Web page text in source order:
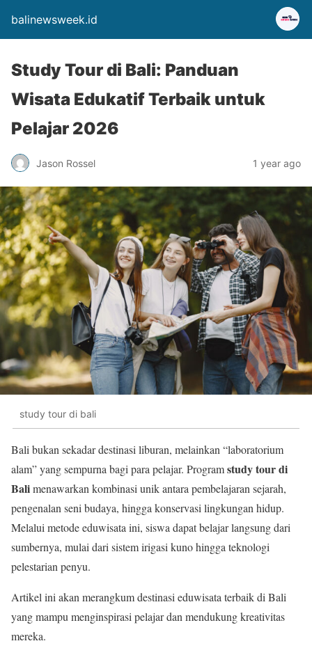
balinewsweek.id
Study Tour di Bali: Panduan
Wisata Edukatif Terbaik untuk
Pelajar 2026
Jason Rossel 1 year ago
study tour di bali
Bali bukan sekadar destinasi liburan, melainkan “laboratorium
alam” yang sempurna bagi para pelajar. Programstudy tour di
Balimenawarkan kombinasi unik antara pembelajaran sejarah,
pengenalan seni budaya, hingga konservasi lingkungan hidup.
Melalui metode eduwisata ini, siswa dapat belajar langsung dari
sumbernya, mulai dari sistem irigasi kuno hingga teknologi
pelestarian penyu.
Artikel ini akan merangkum destinasi eduwisata terbaik di Bali
yang mampu menginspirasi pelajar dan mendukung kreativitas
mereka.